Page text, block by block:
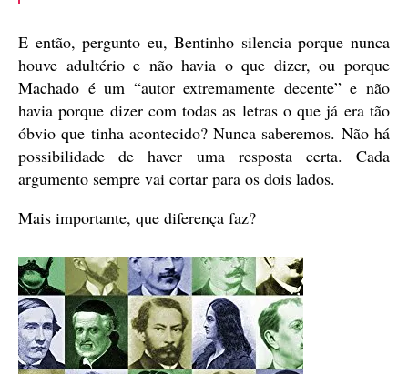
E então, pergunto eu, Bentinho silencia porque nunca
houve adultério e não havia o que dizer, ou porque
Machado é um “autor extremamente decente” e não
havia porque dizer com todas as letras o que já era tão
óbvio que tinha acontecido? Nunca saberemos. Não há
possibilidade de haver uma resposta certa. Cada
argumento sempre vai cortar para os dois lados.
Mais importante, que diferença faz?